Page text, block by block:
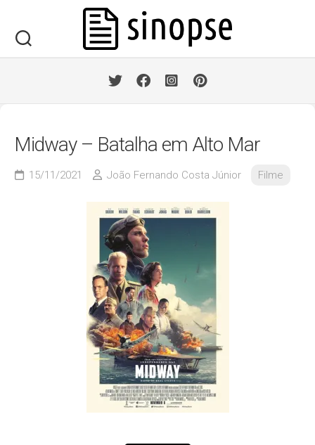
content
Midway – Batalha em Alto Mar
15/11/2021 João Fernando Costa Júnior Filme